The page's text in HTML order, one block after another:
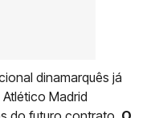
dinamarquês já
Madrid